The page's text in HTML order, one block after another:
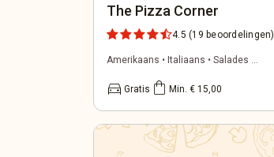
The Pizza Corner
4.5 (19 beoordelingen)
Amerikaans • Italiaans • Salades ...
directions_car Gratis shopping_bag Min. € 15,00